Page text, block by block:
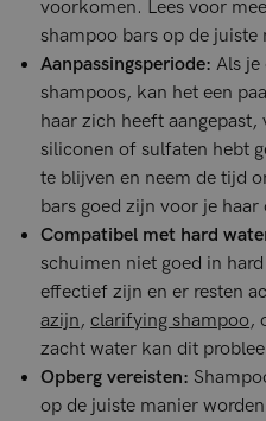
voorkomen. Lees voor
shampoo bars op de
Aanpassingsperiode: Als je
shampoos, kan het een
haar zich heeft
siliconen of sulfaten hebt
te blijven en neem de tijd
bars goed zijn voor je haar
Compatibel met hard
schuimen niet goed in
effectief zijn en er resten
azijn, clarifying shampoo,
zacht water kan dit
Opberg vereisten:
op de juiste manier